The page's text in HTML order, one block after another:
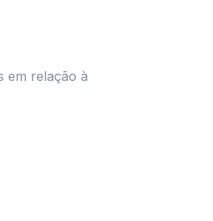
em relação à